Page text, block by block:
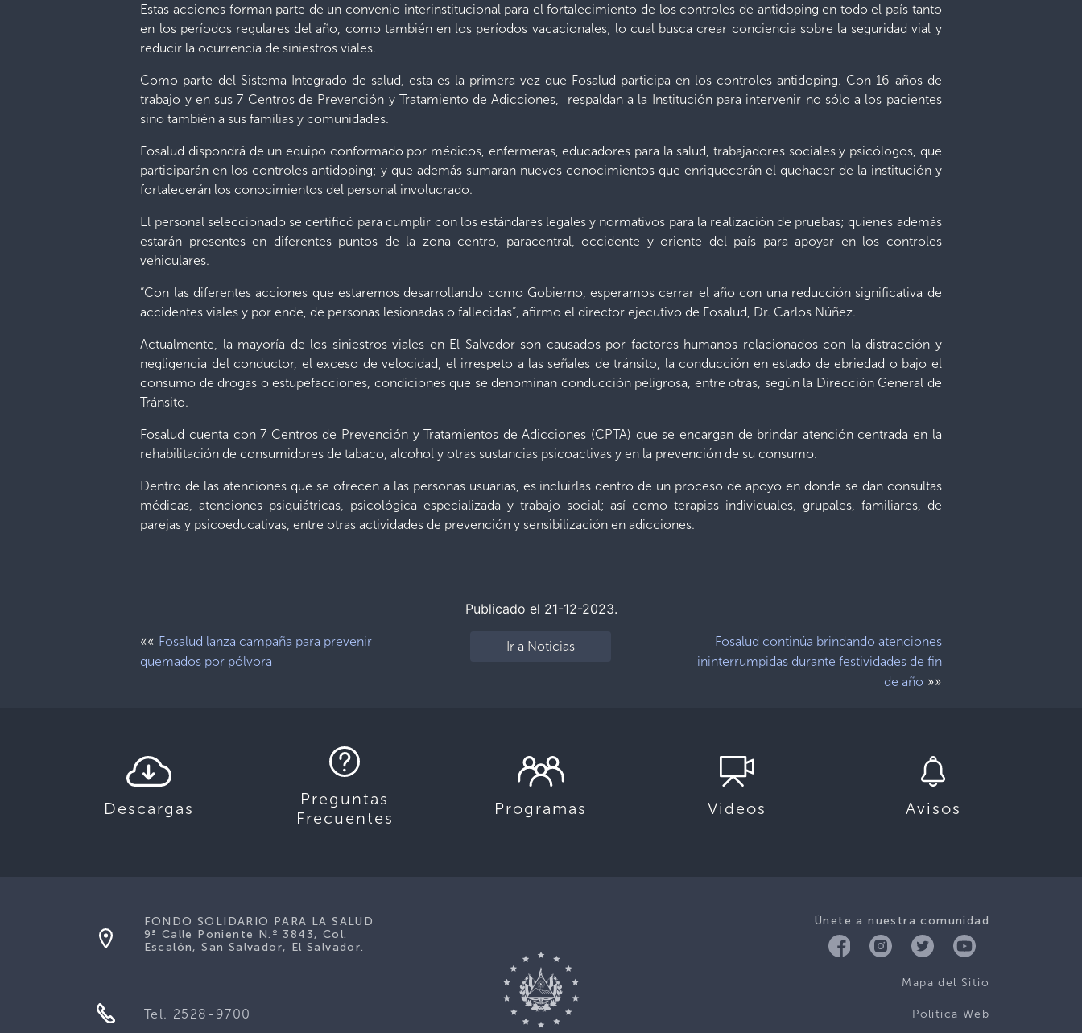
Estas acciones forman parte de un convenio interinstitucional para el fortalecimiento de los controles de antidoping en todo el país tanto
en los períodos regulares del año, como también en los períodos vacacionales; lo cual busca crear conciencia sobre la seguridad vial y
reducir la ocurrencia de siniestros viales.
Como parte del Sistema Integrado de salud, esta es la primera vez que Fosalud participa en los controles antidoping. Con 16 años de
trabajo y en sus 7 Centros de Prevención y Tratamiento de Adicciones, respaldan a la Institución para intervenir no sólo a los pacientes
sino también a sus familias y comunidades.
Fosalud dispondrá de un equipo conformado por médicos, enfermeras, educadores para la salud, trabajadores sociales y psicólogos, que
participarán en los controles antidoping; y que además sumaran nuevos conocimientos que enriquecerán el quehacer de la institución y
fortalecerán los conocimientos del personal involucrado.
El personal seleccionado se certificó para cumplir con los estándares legales y normativos para la realización de pruebas; quienes además
estarán presentes en diferentes puntos de la zona centro, paracentral, occidente y oriente del país para apoyar en los controles
vehiculares.
“Con las diferentes acciones que estaremos desarrollando como Gobierno, esperamos cerrar el año con una reducción significativa de
accidentes viales y por ende, de personas lesionadas o fallecidas”, afirmo el director ejecutivo de Fosalud, Dr. Carlos Núñez.
Actualmente, la mayoría de los siniestros viales en El Salvador son causados por factores humanos relacionados con la distracción y
negligencia del conductor, el exceso de velocidad, el irrespeto a las señales de tránsito, la conducción en estado de ebriedad o bajo el
consumo de drogas o estupefacciones, condiciones que se denominan conducción peligrosa, entre otras, según la Dirección General de
Tránsito.
Fosalud cuenta con 7 Centros de Prevención y Tratamientos de Adicciones (CPTA) que se encargan de brindar atención centrada en la
rehabilitación de consumidores de tabaco, alcohol y otras sustancias psicoactivas y en la prevención de su consumo.
Dentro de las atenciones que se ofrecen a las personas usuarias, es incluirlas dentro de un proceso de apoyo en donde se dan consultas
médicas, atenciones psiquiátricas, psicológica especializada y trabajo social; así como terapias individuales, grupales, familiares, de
parejas y psicoeducativas, entre otras actividades de prevención y sensibilización en adicciones.
Publicado el 21-12-2023.
«« Fosalud lanza campaña para prevenir
quemados por pólvora
Ir a Noticias
Fosalud continúa brindando atenciones
ininterrumpidas durante festividades de fin
de año »»
Descargas
Preguntas
Frecuentes
Programas Videos Avisos
Únete a nuestra comunidad
Mapa del Sitio
Politica Web
FONDO SOLIDARIO PARA LA SALUD
9ª Calle Poniente N.º 3843, Col.
Escalón, San Salvador, El Salvador.
Tel. 2528-9700